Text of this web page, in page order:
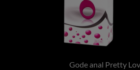
Gode anal Pretty